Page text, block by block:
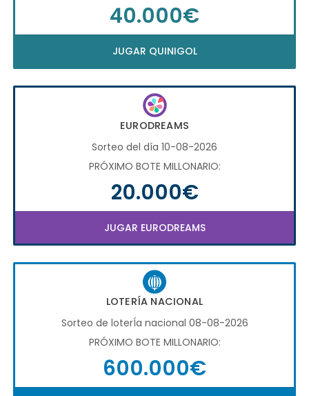
40.000€
JUGAR QUINIGOL
EURODREAMS
Sorteo del día 10-08-2026
PRÓXIMO BOTE MILLONARIO:
20.000€
JUGAR EURODREAMS
LOTERÍA NACIONAL
Sorteo de loterÍa nacional 08-08-2026
PRÓXIMO BOTE MILLONARIO:
600.000€